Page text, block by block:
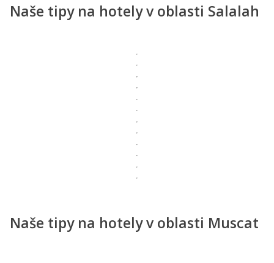
Naše tipy na hotely v oblasti Salalah
Naše tipy na hotely v oblasti Muscat